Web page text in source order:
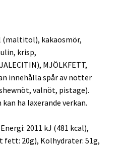
(maltitol), kakaosmör,
krisp,
MJÖLKFETT,
innehålla spår av nötter
valnöt, pistage).
ha laxerande verkan.
2011 kJ (481 kcal),
fett: 20g), Kolhydrater: 51g,